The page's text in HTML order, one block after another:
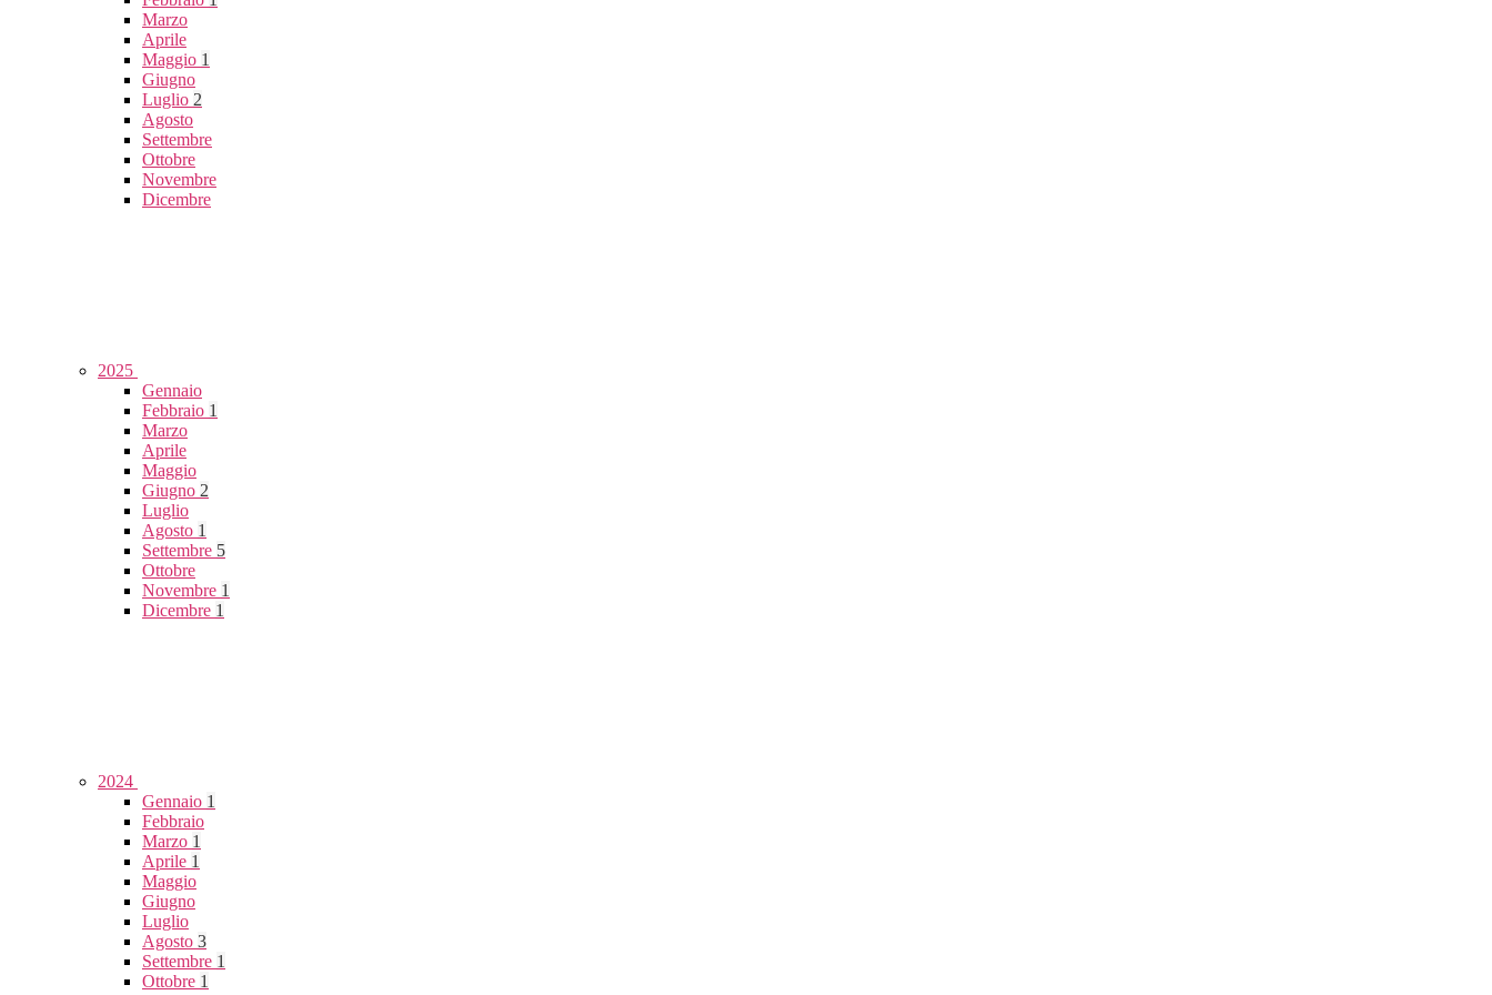
Marzo
Aprile
Maggio 1
Giugno
Luglio 2
Agosto
Settembre
Ottobre
Novembre
Dicembre
2025
Gennaio
Febbraio 1
Marzo
Aprile
Maggio
Giugno 2
Luglio
Agosto 1
Settembre 5
Ottobre
Novembre 1
Dicembre 1
2024
Gennaio 1
Febbraio
Marzo 1
Aprile 1
Maggio
Giugno
Luglio
Agosto 3
Settembre 1
Ottobre 1